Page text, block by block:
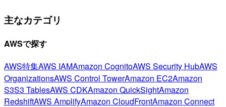
主なカテゴリ
AWSで探す
AWS特集AWS IAMAmazon CognitoAWS Security HubAWS
OrganizationsAWS Control TowerAmazon EC2Amazon
S3S3 TablesAWS CDKAmazon QuickSightAmazon
RedshiftAWS AmplifyAmazon CloudFrontAmazon Connect